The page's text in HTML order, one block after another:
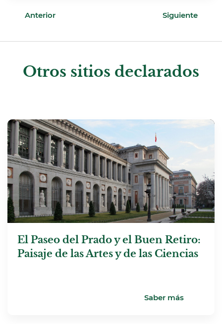
Anterior Siguiente
Otros sitios declarados
El Paseo del Prado y el Buen Retiro:
Paisaje de las Artes y de las Ciencias
Saber más